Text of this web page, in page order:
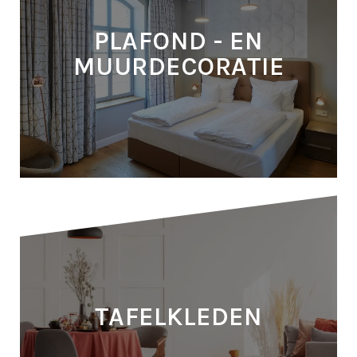
DEURMATTEN
MEER INFORMATIE
PLAFOND - EN
MUURDECORATIE
PLAFOND - EN
MUURDECORATIE
MEER INFORMATIE
TAFELKLEDEN